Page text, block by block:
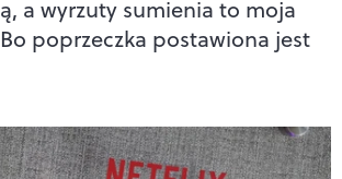
a wyrzuty sumienia to moja
poprzeczka postawiona jest